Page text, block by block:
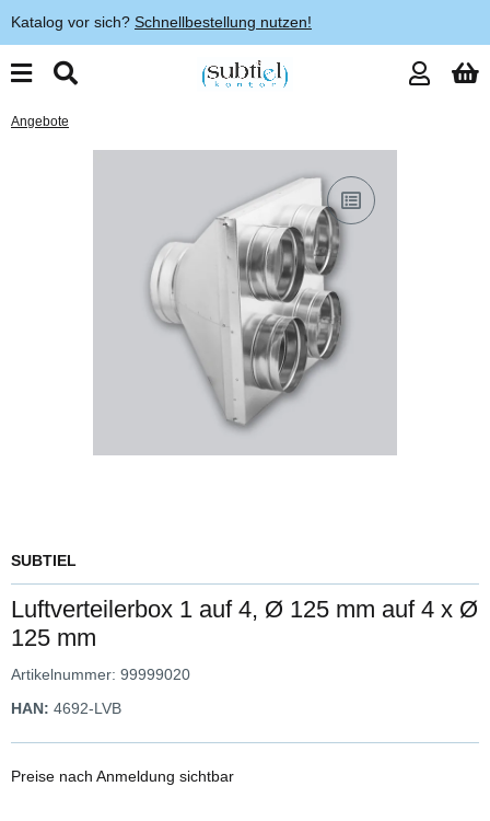
Katalog vor sich? Schnellbestellung nutzen!
Angebote
SUBTIEL
Luftverteilerbox 1 auf 4, Ø 125 mm auf 4 x Ø
125 mm
Artikelnummer: 99999020
HAN: 4692-LVB
Preise nach Anmeldung sichtbar